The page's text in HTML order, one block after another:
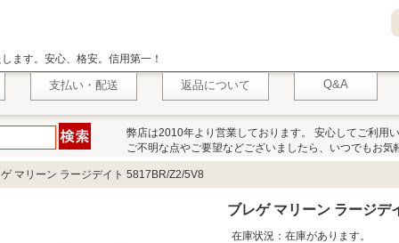
ます。安心、格安。信用第一！
支払い・配送 返品について Q&A
弊店は2010年より営業しております。 安心してご利用
ご不明な点やご要望などございましたら、いつでもお気
マリーン ラージデイト 5817BR/Z2/5V8
ブレゲ マリーン ラージデ
在庫状況：在庫があります。